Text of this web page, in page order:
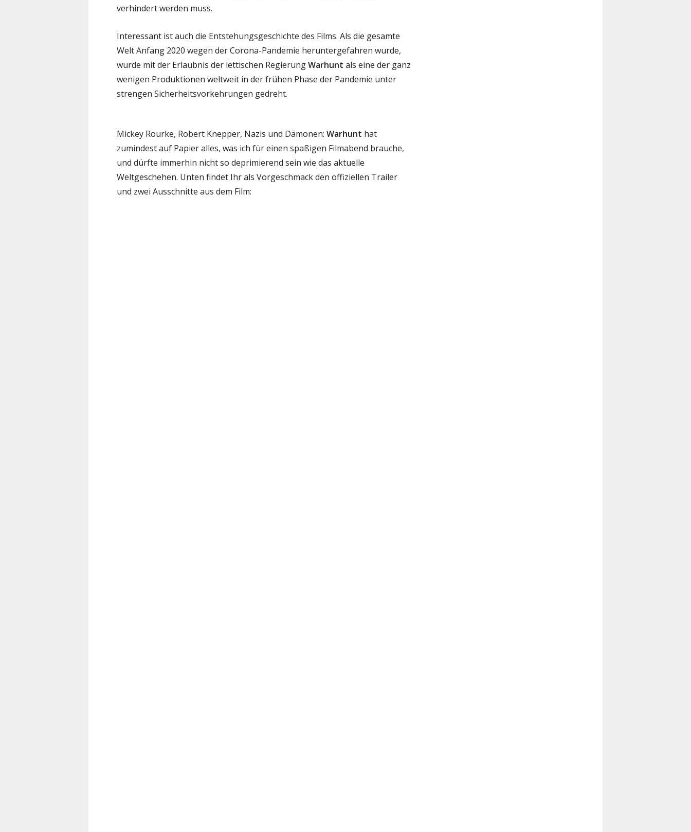
verhindert werden muss.
Interessant ist auch die Entstehungsgeschichte des Films. Als die gesamte
Welt Anfang 2020 wegen der Corona-Pandemie heruntergefahren wurde,
wurde mit der Erlaubnis der lettischen RegierungWarhunt als eine der ganz
wenigen Produktionen weltweit in der frühen Phase der Pandemie unter
strengen Sicherheitsvorkehrungen gedreht.
Mickey Rourke, Robert Knepper, Nazis und Dämonen: Warhunt hat
zumindest auf Papier alles, was ich für einen spaßigen Filmabend brauche,
und dürfte immerhin nicht so deprimierend sein wie das aktuelle
Weltgeschehen. Unten findet Ihr als Vorgeschmack den offiziellen Trailer
und zwei Ausschnitte aus dem Film: